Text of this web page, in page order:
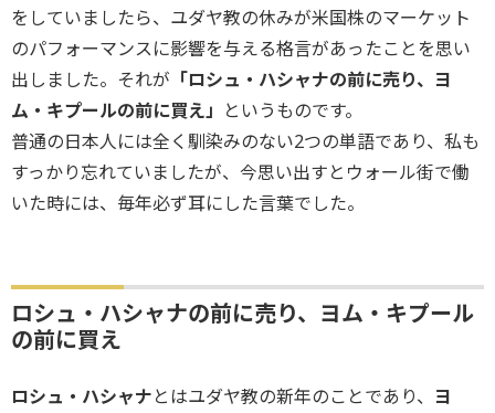
をしていましたら、ユダヤ教の休みが米国株のマーケット
のパフォーマンスに影響を与える格言があったことを思い
出しました。それが 「ロシュ・ハシャナの前に売り、ヨ
ム・キプールの前に買え」 というものです。
普通の日本人には全く馴染みのない2つの単語であり、私も
すっかり忘れていましたが、今思い出すとウォール街で働
いた時には、毎年必ず耳にした言葉でした。
ロシュ・ハシャナの前に売り、ヨム・キプール
の前に買え
ロシュ・ハシャナとはユダヤ教の新年のことであり、 ヨ